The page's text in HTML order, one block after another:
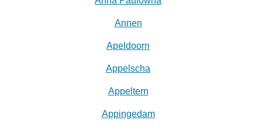
Annen
Apeldoorn
Appelscha
Appeltern
Appingedam